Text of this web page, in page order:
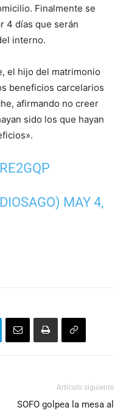
Finalmente se
4 días que serán
interno.
el hijo del matrimonio
beneficios carcelarios
afirmando no creer
sido los que hayan
MAY 4,
Artículo siguiente
SOFO golpea la mesa al